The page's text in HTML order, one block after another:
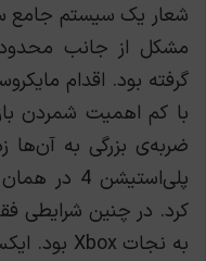
شعار یک سیستم جامع
مشکل از جانب
گرفته بود. اقدام
با کم اهمیت شمردن
ضربه‌ی بزرگی به
کرد. در چنین شرایطی
به نجات Xbox بود.